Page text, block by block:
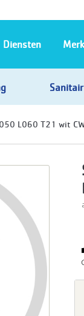
Sanitair
Diensten
L060 T21 wit